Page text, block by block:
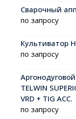
Сварочный
по запросу
Культиватор
по запросу
TELWIN
VRD + TIG ACC.
по запросу